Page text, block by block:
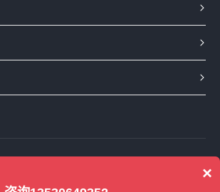
凌科淘宝企业店
×